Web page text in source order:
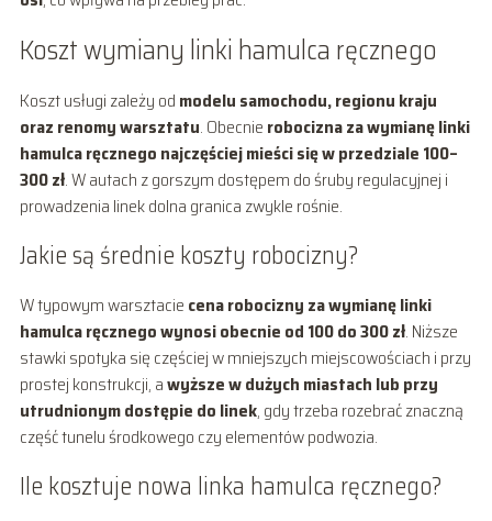
Koszt wymiany linki hamulca ręcznego
Koszt usługi zależy od modelu samochodu, regionu kraju
oraz renomy warsztatu. Obecnie robocizna za wymianę linki
hamulca ręcznego najczęściej mieści się w przedziale 100–
300 zł. W autach z gorszym dostępem do śruby regulacyjnej i
prowadzenia linek dolna granica zwykle rośnie.
Jakie są średnie koszty robocizny?
W typowym warsztacie cena robocizny za wymianę linki
hamulca ręcznego wynosi obecnie od 100 do 300 zł. Niższe
stawki spotyka się częściej w mniejszych miejscowościach i przy
prostej konstrukcji, awyższe w dużych miastach lub przy
utrudnionym dostępie do linek, gdy trzeba rozebrać znaczną
część tunelu środkowego czy elementów podwozia.
Ile kosztuje nowa linka hamulca ręcznego?